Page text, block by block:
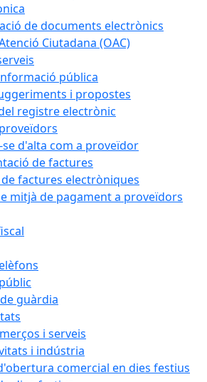
de documents electrònics
Ciutadana (OAC)
pública
i propostes
registre electrònic
d'alta com a proveïdor
de factures
factures electròniques
mitjà de pagament a proveïdors
guàrdia
i serveis
i indústria
comercial en dies festius